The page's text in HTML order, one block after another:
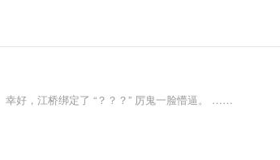
幸好，江桥绑定了 “？？？” 厉鬼一脸懵逼。 ……